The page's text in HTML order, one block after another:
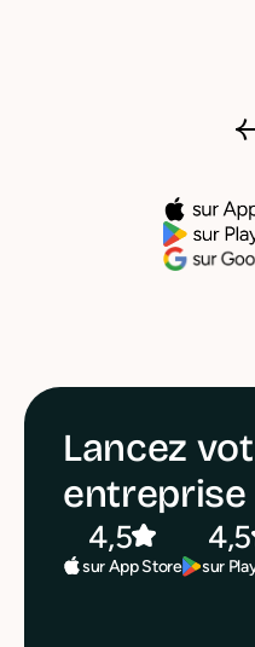
Lancez
entreprise
4,5
sur App Store
4,5
sur